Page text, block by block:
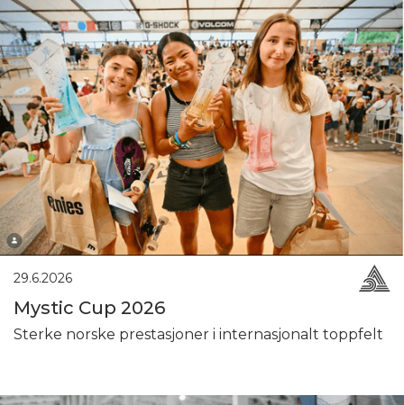
29.6.2026
Mystic Cup 2026
Sterke norske prestasjoner i internasjonalt toppfelt